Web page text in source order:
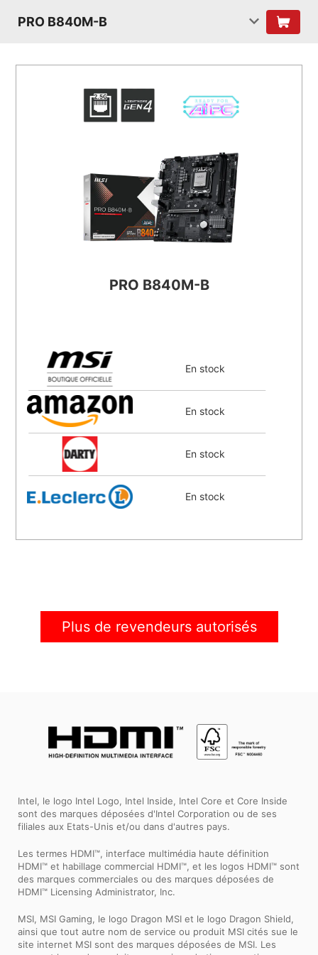
PRO B840M-B
PRO B840M-B
En stock
En stock
En stock
En stock
En stock
En stock
À venir
Plus de revendeurs autorisés
Intel, le logo Intel Logo, Intel Inside, Intel Core et Core Inside
sont des marques déposées d'Intel Corporation ou de ses
filiales aux Etats-Unis et/ou dans d'autres pays.
Les termes HDMI™, interface multimédia haute définition
HDMI™ et habillage commercial HDMI™, et les logos HDMI™ sont
des marques commerciales ou des marques déposées de
HDMI™ Licensing Administrator, Inc.
MSI, MSI Gaming, le logo Dragon MSI et le logo Dragon Shield,
ainsi que tout autre nom de service ou produit MSI cités sue le
site internet MSI sont des marques déposées de MSI. Les